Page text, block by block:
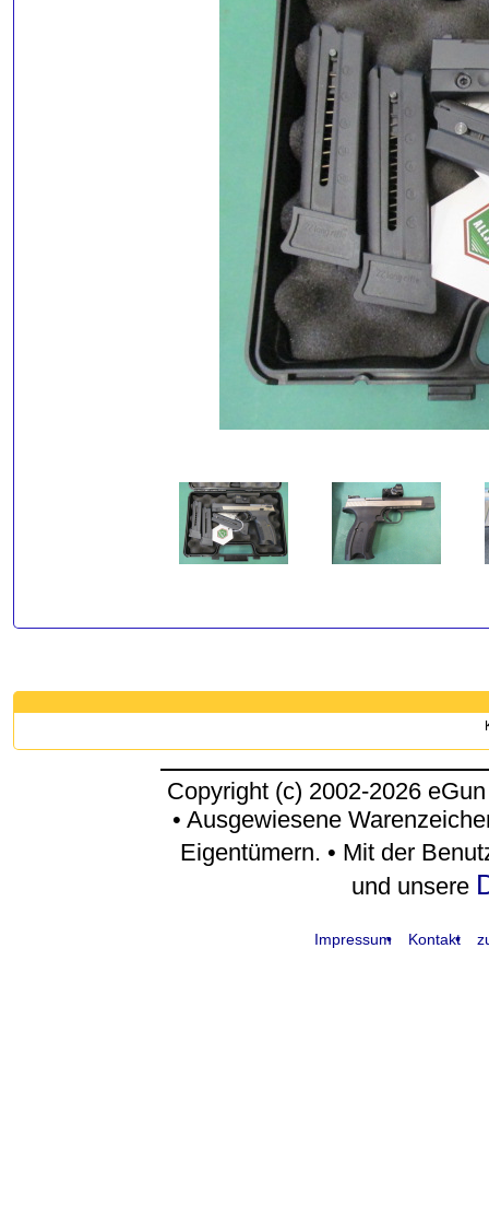
Copyright (c) 2002-2026
• Ausgewiesene
Eigentümern. • Mit der
und unsere
Impressum Kontakt